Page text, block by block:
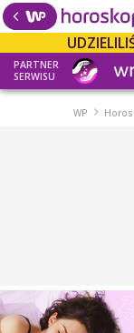
PARTNER
SERWISU
WP